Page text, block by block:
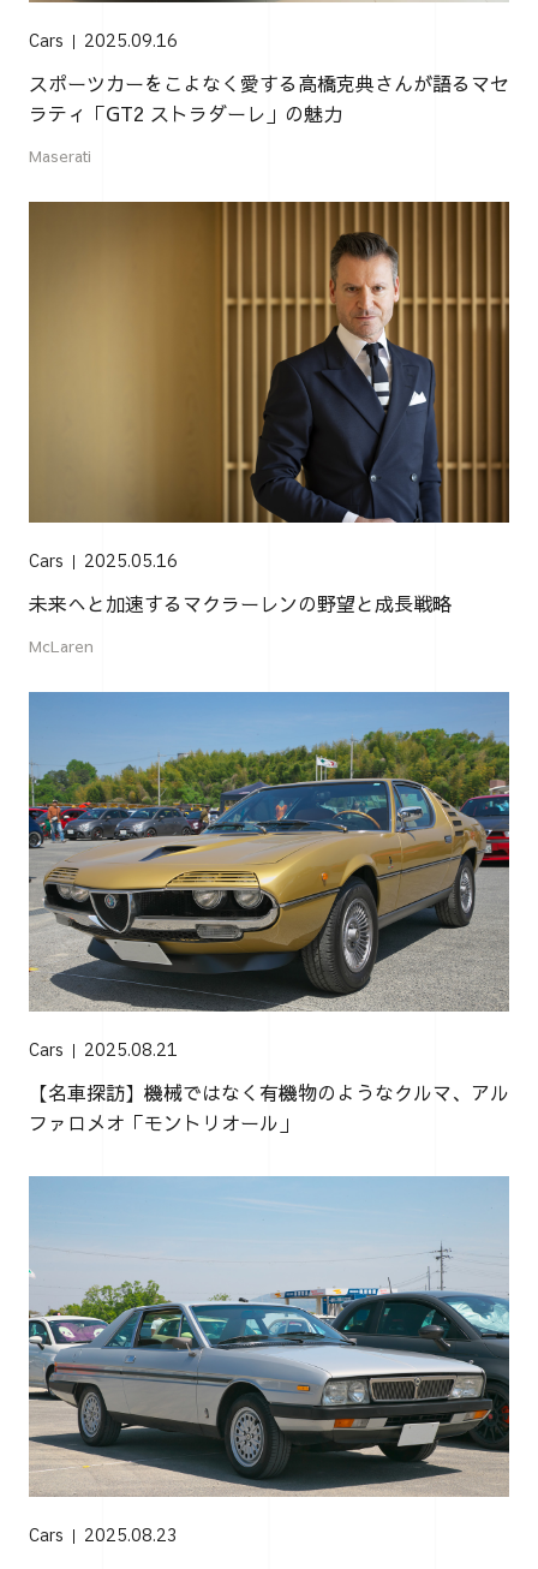
Cars 2025.09.16
スポーツカーをこよなく愛する高橋克典さんが語るマセ
ラティ「GT2 ストラダーレ」の魅力
Maserati
Cars 2025.05.16
未来へと加速するマクラーレンの野望と成長戦略
McLaren
Cars 2025.08.21
【名車探訪】機械ではなく有機物のようなクルマ、アル
ファロメオ「モントリオール」
Cars 2025.08.23